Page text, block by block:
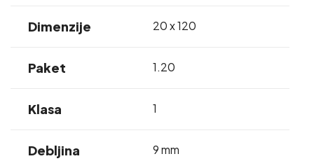
Dimenzije 20 x 120
Paket 1.20
Klasa 1
Debljina 9 mm